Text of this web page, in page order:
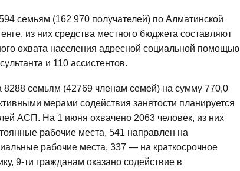
семьям (162 970 получателей) по Алматинской
из них средства местного бюджета составляют
охвата населения адресной социальной помощью
и 110 ассистентов.
семьям (42769 членам семей) на сумму 770,0
мерами содействия занятости планируется
АСП. На 1 июня охвачено 2063 человек, из них
рабочие места, 541 направлен на
рабочие места, 337 — на краткосрочное
9-ти гражданам оказано содействие в